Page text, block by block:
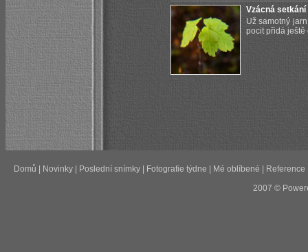
Vzácná
Už samotný
pocit přidá ještě
Domů Novinky| Poslední snímky| Fotografie týdne Mé oblíbené Reference
2007 ©